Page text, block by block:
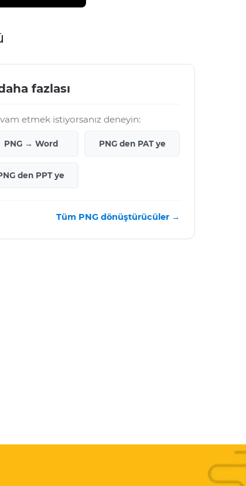
fazlası
etmek istiyorsanız deneyin:
PNG → Word PNG den PAT ye
den PPT ye
Tüm PNG dönüştürücüler →